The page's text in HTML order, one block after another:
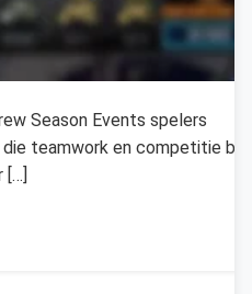
Season Events spelers
teamwork en competitie
[…]